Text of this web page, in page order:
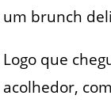
um brunch
Logo que
acolhedor,